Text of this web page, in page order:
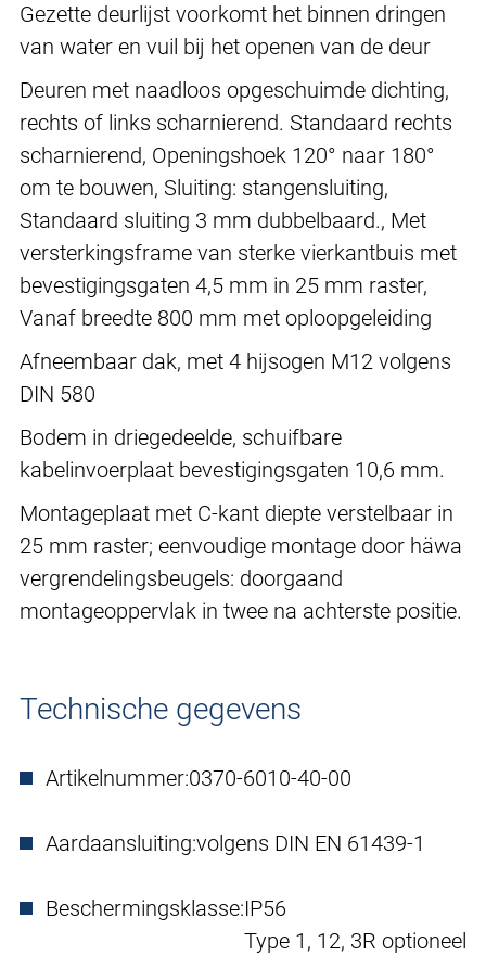
Gezette deurlijst voorkomt het binnen dringen
van water en vuil bij het openen van de deur
Deuren met naadloos opgeschuimde dichting,
rechts of links scharnierend. Standaard rechts
scharnierend, Openingshoek 120° naar 180°
om te bouwen, Sluiting: stangensluiting,
Standaard sluiting 3 mm dubbelbaard., Met
versterkingsframe van sterke vierkantbuis met
bevestigingsgaten 4,5 mm in 25 mm raster,
Vanaf breedte 800 mm met oploopgeleiding
Afneembaar dak, met 4 hijsogen M12 volgens
DIN 580
Bodem in driegedeelde, schuifbare
kabelinvoerplaat bevestigingsgaten 10,6 mm.
Montageplaat met C-kant diepte verstelbaar in
25 mm raster; eenvoudige montage door häwa
vergrendelingsbeugels: doorgaand
montageoppervlak in twee na achterste positie.
Technische gegevens
Artikelnummer:0370-6010-40-00
Aardaansluiting:volgens DIN EN 61439-1
Beschermingsklasse:IP56
Type 1, 12, 3R optioneel